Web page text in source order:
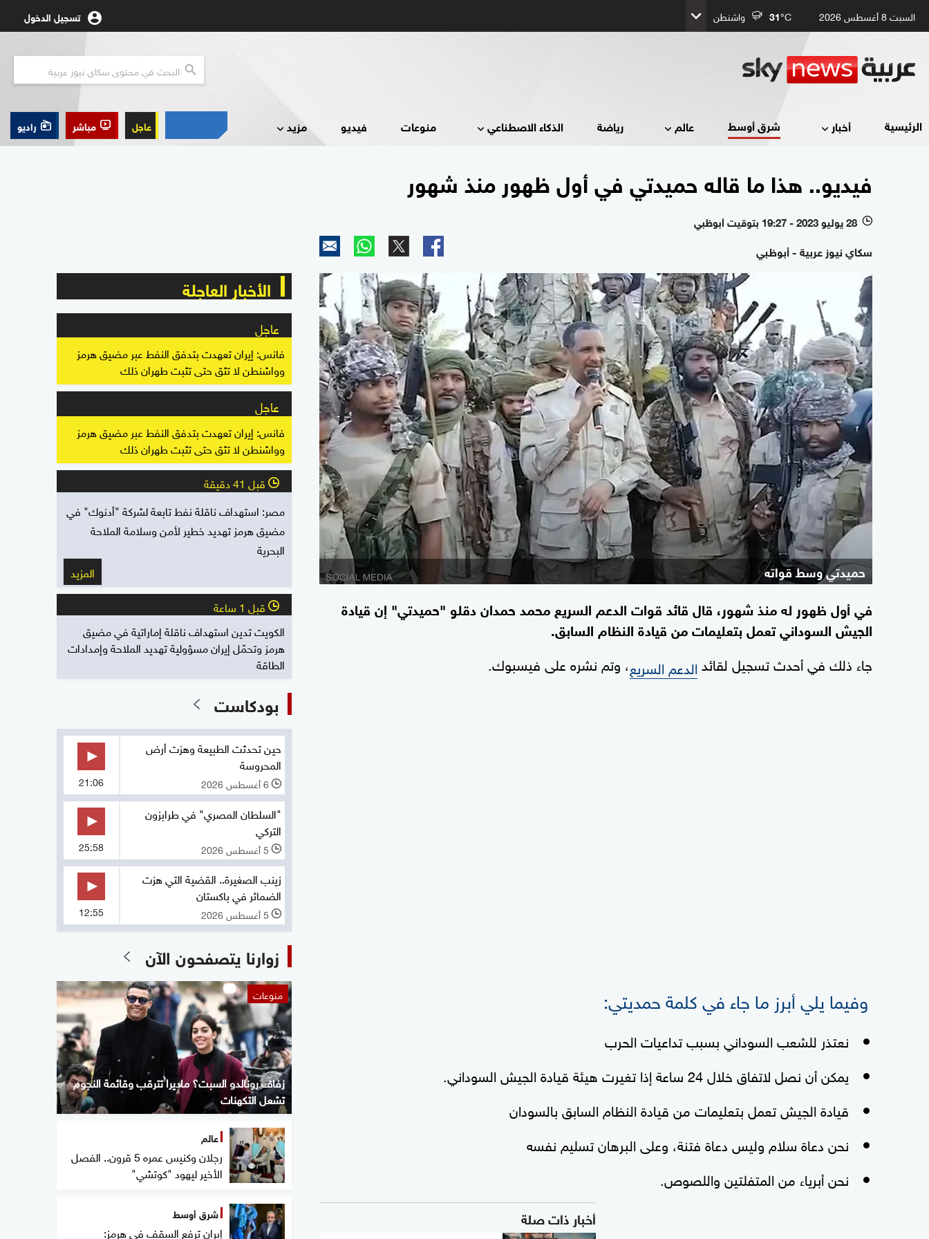
السبت 8 أغسطس 2026 31°C واشنطن تسجيل الدخول
الرئيسية أخبار شرق أوسط عالم رياضة الذكاء الاصطناعي منوعات فيديو مزيد عاجل مباشر راديو
فيديو.. هذا ما قاله حميدتي في أول ظهور منذ شهور
l 28 يوليو 2023 - 19:27 بتوقيت أبوظبي
سكاي نيوز عربية - أبوظبي
حميدتي وسط قواته
في أول ظهور له منذ شهور، قال قائد قوات الدعم السريع محمد حمدان دقلو "حميدتي" إن قيادة
الجيش السوداني تعمل بتعليمات من قيادة النظام السابق.
جاء ذلك في أحدث تسجيل لقائد الدعم السريع، وتم نشره على فيسبوك.
وفيما يلي أبرز ما جاء في كلمة حمديتي:
نعتذر للشعب السوداني بسبب تداعيات الحرب
يمكن أن نصل لاتفاق خلال 24 ساعة إذا تغيرت هيئة قيادة الجيش السوداني.
قيادة الجيش تعمل بتعليمات من قيادة النظام السابق بالسودان
نحن دعاة سلام وليس دعاة فتنة، وعلى البرهان تسليم نفسه
نحن أبرياء من المتفلتين واللصوص.
أخبار ذات صلة
الأخبار العاجلة
عاجل
فانس: إيران تعهدت بتدفق النفط عبر مضيق هرمز
وواشنطن لا تثق حتى تثبت طهران ذلك
عاجل
فانس: إيران تعهدت بتدفق النفط عبر مضيق هرمز
وواشنطن لا تثق حتى تثبت طهران ذلك
l قبل 41 دقيقة
مصر: استهداف ناقلة نفط تابعة لشركة "أدنوك" في
مضيق هرمز تهديد خطير لأمن وسلامة الملاحة
البحرية
المزيد
l قبل 1 ساعة
الكويت تدين استهداف ناقلة إماراتية في مضيق
هرمز وتحمّل إيران مسؤولية تهديد الملاحة وإمدادات
الطاقة
بودكاست
حين تحدثت الطبيعة وهزت أرض
المحروسة
l 6 أغسطس 2026 21:06
"السلطان المصري" في طرابزون
التركي
l 5 أغسطس 2026 25:58
زينب الصغيرة.. القضية التي هزت
الضمائر في باكستان
l 5 أغسطس 2026 12:55
زوارنا يتصفحون الآن
منوعات
زفاف رونالدو السبت؟ ماديرا تترقب وقائمة النجوم
تشعل التكهنات
عالم
رجلان وكنيس عمره 5 قرون.. الفصل
الأخير ليهود "كوتشي"
شرق أوسط
إيران ترفع السقف في هرمز: